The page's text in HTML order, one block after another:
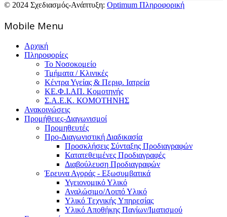
© 2024 Σχεδιασμός-Ανάπτυξη: Optimum Πληροφορική
Mοbile Menu
Αρχική
Πληροφορίες
Το Νοσοκομείο
Τμήματα / Κλινικές
Κέντρα Υγείας & Περιφ. Ιατρεία
ΚΕ.Φ.Ι.ΑΠ. Κομοτηνής
Σ.Α.Ε.Κ. ΚΟΜΟΤΗΝΗΣ
Ανακοινώσεις
Προμήθειες-Διαγωνισμοί
Προμηθευτές
Προ-Διαγωνιστική Διαδικασία
Προσκλήσεις Σύνταξης Προδιαγραφών
Κατατεθειμένες Προδιαγραφές
Διαβούλευση Προδιαγραφών
Έρευνα Αγοράς - Εξωσυμβατικά
Υγειονομικό Υλικό
Αναλώσιμο/Λοιπό Υλικό
Υλικό Tεχνικής Yπηρεσίας
Υλικό Αποθήκης Παγίων/Ιματισμού